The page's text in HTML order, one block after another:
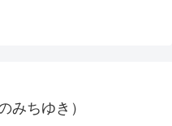
みちゆき）